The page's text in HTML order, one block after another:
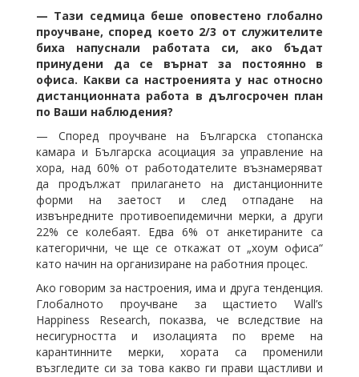
⁠— Тази седмица беше оповестено глобално
проучване, според което 2/3 от служителите
биха напуснали работата си, ако бъдат
принудени да се върнат за постоянно в
офиса. Какви са настроенията у нас относно
дистанционната работа в дългосрочен план
по Ваши наблюдения?
⁠— Според проучване на Българска стопанска
камара и Българска асоциация за управление на
хора, над 60% от работодателите възнамеряват
да продължат прилагането на дистанционните
форми на заетост и след отпадане на
извънредните противоепидемични мерки, а други
22% се колебаят. Едва 6% от анкетираните са
категорични, че ще се откажат от „хоум офиса“
като начин на организиране на работния процес.
Ако говорим за настроения, има и друга тенденция.
Глобалното проучване за щастието Wall’s
Happiness Research, показва, че вследствие на
несигурността и изолацията по време на
карантинните мерки, хората са променили
възгледите си за това какво ги прави щастливи и